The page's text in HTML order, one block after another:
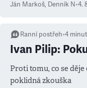
Ján Markoš, Denník N•4.
Ranní postřeh•4
Ivan Pilip:
Proti tomu, co se
poklidná zkouška